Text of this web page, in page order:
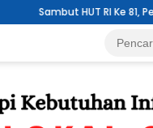
Ke 81, Pemerintah